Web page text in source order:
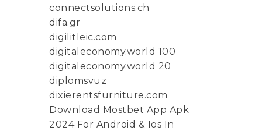
connectsolutions.ch
difa.gr
digilitleic.com
digitaleconomy.world 100
digitaleconomy.world 20
diplomsvuz
dixierentsfurniture.com
Download Mostbet App Apk
2024 For Android & Ios In